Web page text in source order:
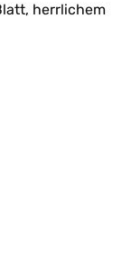
herrlichem